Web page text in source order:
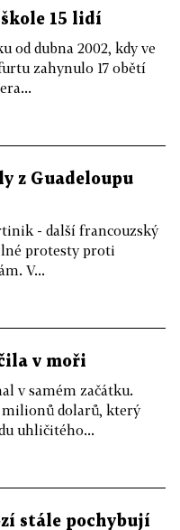
15 lidí
od dubna 2002, kdy ve
zahynulo 17 obětí
z Guadeloupu
- další francouzský
protesty proti
V...
v moři
v samém začátku.
milionů dolarů, který
uhličitého...
stále pochybují